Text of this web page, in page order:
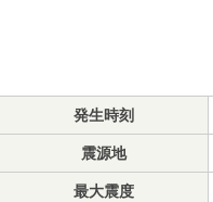
発生時刻
震源地
最大震度